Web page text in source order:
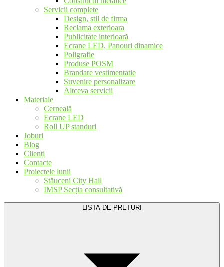
Servicii complete
Design, stil de firma
Reclama exterioara
Publicitate interioară
Ecrane LED, Panouri dinamice
Poligrafie
Produse POSM
Brandare vestimentatie
Suvenire personalizare
Altceva servicii
Materiale
Cerneală
Ecrane LED
Roll UP standuri
Joburi
Blog
Clienți
Contacte
Proiectele lunii
Stăuceni City Hall
IMSP Secția consultativă
LISTA DE PRETURI